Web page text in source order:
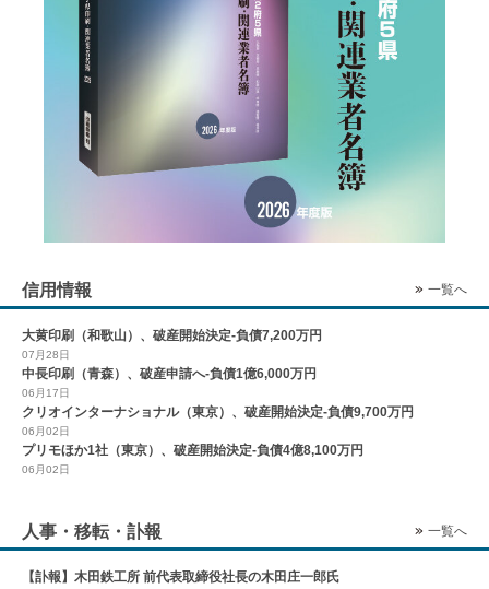
信用情報 一覧へ
大黄印刷（和歌山）、破産開始決定-負債7,200万円
07月28日
中長印刷（青森）、破産申請へ-負債1億6,000万円
06月17日
クリオインターナショナル（東京）、破産開始決定-負債9,700万円
06月02日
プリモほか1社（東京）、破産開始決定-負債4億8,100万円
06月02日
人事・移転・訃報 一覧へ
【訃報】木田鉄工所 前代表取締役社長の木田庄一郎氏